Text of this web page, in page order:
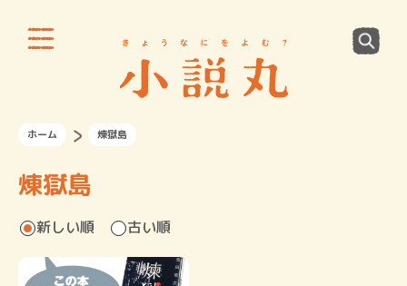
ホーム 煉獄島
煉獄島
新しい順 古い順